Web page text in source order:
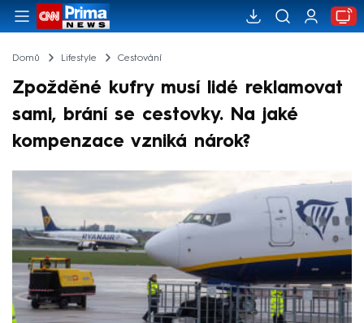
Domů Lifestyle Cestování
Zpožděné kufry musí lidé reklamovat
sami, brání se cestovky. Na jaké
kompenzace vzniká nárok?